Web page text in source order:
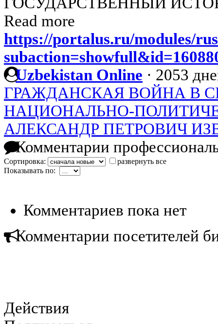
Read more
https://portalus.ru/modules/
Uzbekistan Online · 2053
ГРАЖДАНСКАЯ ВОЙНА В
НАЦИОНАЛЬНО-
АЛЕКСАНДР ПЕТРОВИЧ
Комментарии
Сортировка:
развернуть все
Показывать по:
Комментариев пока нет
Комментарии посетителей
Действия